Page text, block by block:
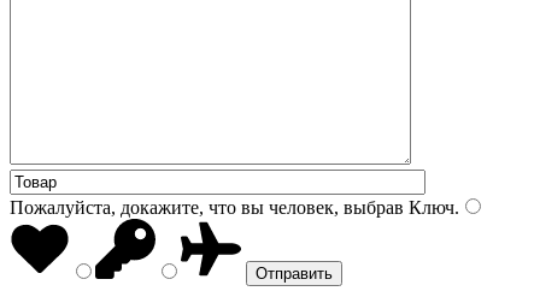
Пожалуйста, докажите, что вы человек, выбрав Ключ.